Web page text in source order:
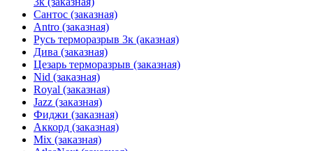
Сантос (заказная)
Antro (заказная)
Русь терморазрыв 3к (аказная)
Дива (заказная)
Цезарь терморазрыв (заказная)
Nid (заказная)
Royal (заказная)
Jazz (заказная)
Фиджи (заказная)
Аккорд (заказная)
Mix (заказная)